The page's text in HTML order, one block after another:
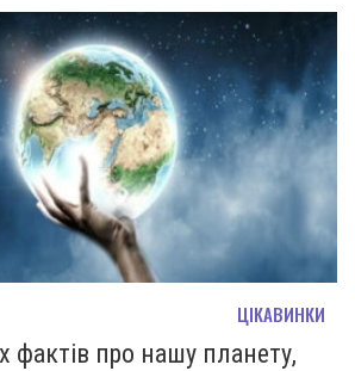
ЦІКАВИНКИ
фактів про нашу планету,